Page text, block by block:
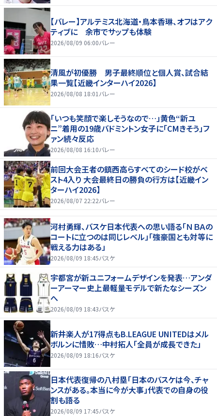
【バレー】アルテミス北海道・鳥本香琳、オフはアク
ティブに 余市でサップも体験
2026/08/09 06:00バレー
清風が初優勝 男子最終順位と個人賞、試合結
果一覧【近畿インターハイ2026】
2026/08/08 18:01 バレー
「いつも笑顔で楽しそうなので…」黄色“新ユ
ニ”着用の19歳バドミントン女子に「CMきそう」フ
ァン続々反応
2026/08/08 16:10バレー
前回大会王者の鎮西高らすべてのシード校がベ
スト4入り 大会最終日の勝負の行方は【近畿イン
ターハイ2026】
2026/08/07 22:22バレー
河村勇輝、バスケ日本代表への思い語る「ＮＢＡの
コートに立つのは同じレベル」「強豪国とも対等に
戦える力はある」
2026/08/09 18:45バスケ
宇都宮が新ユニフォームデザインを発表…アンダ
ーアーマー史上最軽量モデルで新たなシーズン
へ
2026/08/09 18:43バスケ
新井楽人が17得点もB.LEAGUE UNITEDはメル
ボルンに惜敗…中村拓人「全員が成長できた」
2026/08/09 18:16バスケ
日本代表復帰の八村塁「日本のバスケは今、チャ
ンスがある。本当に今が大事」代表での自身の役
割も語る
2026/08/09 17:45バスケ